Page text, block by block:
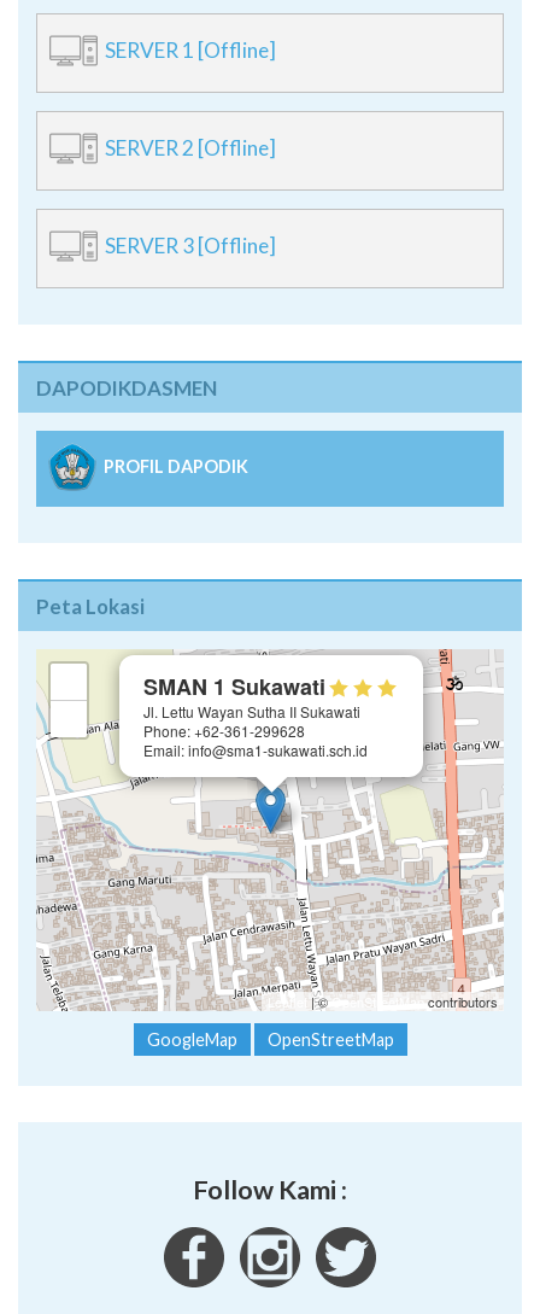
SERVER 1 [Offline]
SERVER 2 [Offline]
SERVER 3 [Offline]
DAPODIKDASMEN
PROFIL DAPODIK
Peta Lokasi
SMAN 1 Sukawati
Jl. Lettu Wayan Sutha II Sukawati
Phone: +62-361-299628
Email: info@sma1-sukawati.sch.id
Leaflet | ©OpenStreetMap contributors
GoogleMap OpenStreetMap
Follow Kami :